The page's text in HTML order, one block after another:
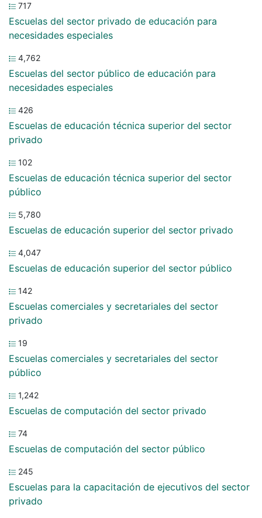
717
Escuelas del sector privado de educación para
necesidades especiales
4,762
Escuelas del sector público de educación para
necesidades especiales
426
Escuelas de educación técnica superior del sector
privado
102
Escuelas de educación técnica superior del sector
público
5,780
Escuelas de educación superior del sector privado
4,047
Escuelas de educación superior del sector público
142
Escuelas comerciales y secretariales del sector
privado
19
Escuelas comerciales y secretariales del sector
público
1,242
Escuelas de computación del sector privado
74
Escuelas de computación del sector público
245
Escuelas para la capacitación de ejecutivos del sector
privado